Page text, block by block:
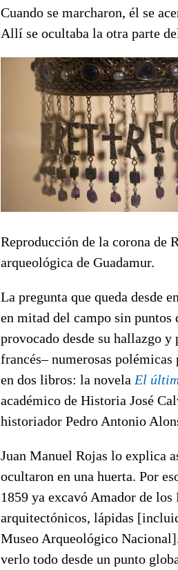
Cuando se marcharon, él se
Allí se ocultaba la otra parte
Reproducción de la corona de
arqueológica de Guadamur.
La pregunta que queda desde
en mitad del campo sin puntos
provocado desde su hallazgo
francés–numerosas polémicas
en dos libros: la novela El
académico de Historia José
historiador Pedro Antonio
Juan Manuel Rojas lo explica
ocultaron en una huerta. Por
1859 ya excavó Amador de
arquitectónicos, lápidas
Museo Arqueológico
verlo todo desde un punto